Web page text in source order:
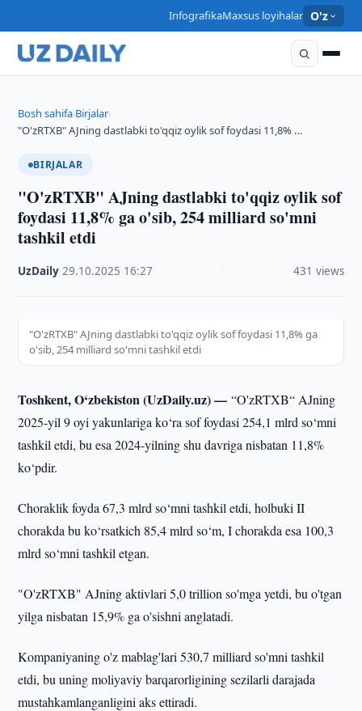
InfografikaMaxsus loyihalar O'z
Bosh sahifa›Birjalar›
"O'zRTXB" AJning dastlabki to'qqiz oylik sof foydasi 11,8% …
BIRJALAR
"O'zRTXB" AJning dastlabki to'qqiz oylik sof
foydasi 11,8% ga o'sib, 254 milliard so'mni
tashkil etdi
UzDaily ·29.10.2025 16:27 431 views
"O'zRTXB" AJning dastlabki to'qqiz oylik sof foydasi 11,8% ga
o'sib, 254 milliard so'mni tashkil etdi
Toshkent, O‘zbekiston (UzDaily.uz) —“O'zRTXB“ AJning
2025-yil 9 oyi yakunlariga ko‘ra sof foydasi 254,1 mlrd so‘mni
tashkil etdi, bu esa 2024-yilning shu davriga nisbatan 11,8%
ko‘pdir.
Choraklik foyda 67,3 mlrd so‘mni tashkil etdi, holbuki II
chorakda bu ko‘rsatkich 85,4 mlrd so‘m, I chorakda esa 100,3
mlrd so‘mni tashkil etgan.
"O'zRTXB" AJning aktivlari 5,0 trillion so'mga yetdi, bu o'tgan
yilga nisbatan 15,9% ga o'sishni anglatadi.
Kompaniyaning o'z mablag'lari 530,7 milliard so'mni tashkil
etdi, bu uning moliyaviy barqarorligining sezilarli darajada
mustahkamlanganligini aks ettiradi.